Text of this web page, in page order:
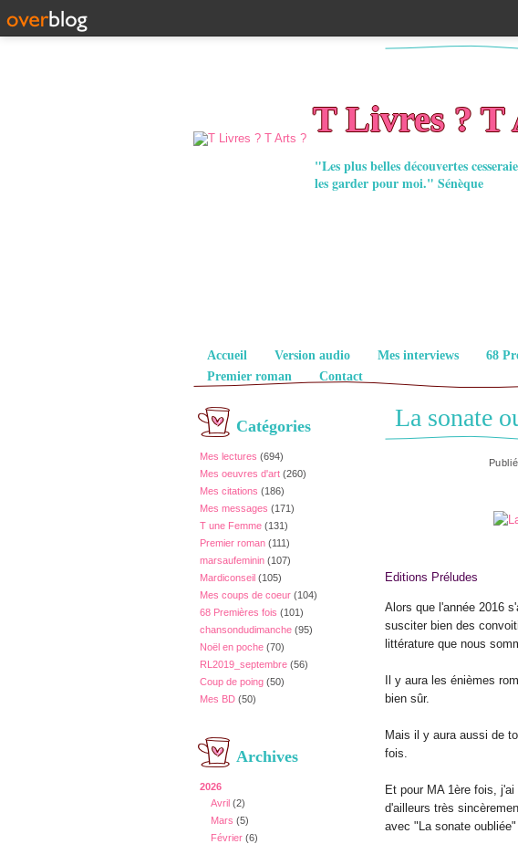
T Livres ? T
"Les plus belles découvertes
les garder pour moi." Sénèque
Pages
Accueil Version audio Mes interviews 68
Premier roman
Contact
Catégories
Mes lectures (694)
Mes oeuvres d'art (260)
Mes citations (186)
Mes messages (171)
T une Femme (131)
Premier roman (111)
marsaufeminin (107)
Mardiconseil (105)
Mes coups de coeur (104)
68 Premières fois (101)
chansondudimanche (95)
Noël en poche (70)
RL2019_septembre (56)
Coup de poing (50)
Mes BD (50)
Archives
2026
Avril (2)
Mars (5)
Février (6)
La sonate
Editions Préludes
Alors que l'année 2016
susciter bien des
littérature que nous
Il y aura les énièmes
bien sûr.
Mais il y aura aussi de
fois.
Et pour MA 1ère fois,
d'ailleurs très
avec "La sonate